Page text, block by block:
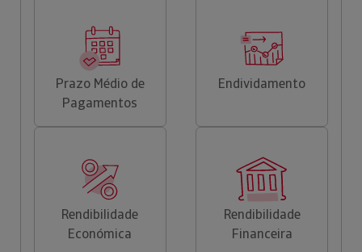
Prazo Médio de
Pagamentos
Endividamento
Rendibilidade
Económica
Rendibilidade
Financeira